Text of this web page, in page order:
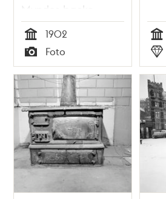
Myndes backe.
Högt över gatan
syns gångbron till
Katarinahissen.
Tid
1902
Typ
Foto Tid
Typ